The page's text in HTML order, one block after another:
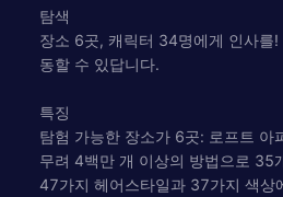
탐색
장소 6곳, 캐릭터 34명에게 인사를
동할 수 있답니다.
특징
탐험 가능한 장소가 6곳: 로프트 아
무려 4백만 개 이상의 방법으로 35
47가지 헤어스타일과 37가지 색상